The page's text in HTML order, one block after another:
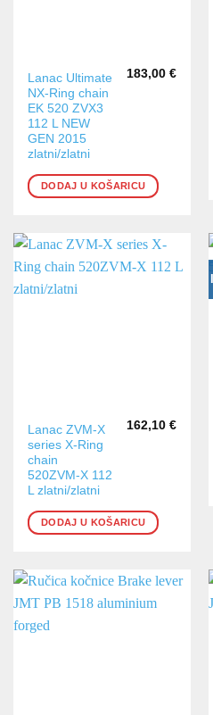
Lanac Ultimate
NX-Ring chain
EK 520 ZVX3
112 L NEW
GEN 2015
zlatni/zlatni
183,00 €
DODAJ U KOŠARICU
Lanac ZVM-X
series X-Ring
chain
520ZVM-X 112
L zlatni/zlatni
162,10 €
DODAJ U KOŠARICU